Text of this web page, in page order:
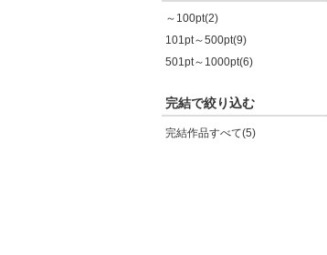
～100pt(2)
101pt～500pt(9)
501pt～1000pt(6)
完結で絞り込む
完結作品すべて(5)